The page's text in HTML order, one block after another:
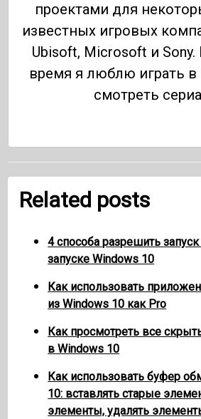
проектами для
известных игровых
Ubisoft, Microsoft и
время я люблю играть
смотреть
Related posts
4 способа разрешить
запуске Windows 10
Как использовать
из Windows 10 как Pro
Как просмотреть все
в Windows 10
Как использовать буфер
10: вставлять старые
элементы, удалять